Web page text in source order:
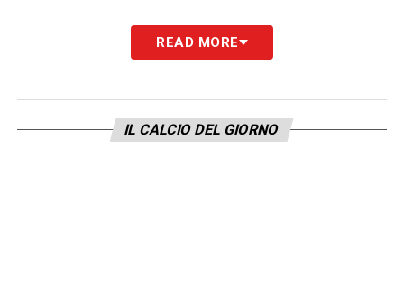
READ MORE
IL CALCIO DEL GIORNO